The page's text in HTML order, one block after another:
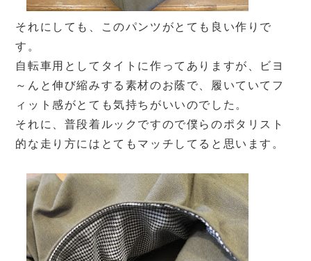
それにしても、このパンツがとても良い作りで
す。
自転車用としてタイトに作ってありますが、ビヨ
～んと伸び縮みする素材のお蔭で、履いていてフ
ィット感がとても気持ちがいいのでした。
それに、普段着ルックですので僕らのポタリスト
的な走り方にはとてもマッチしてると思います。